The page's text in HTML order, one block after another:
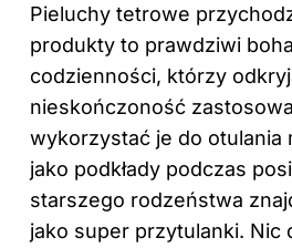
Pieluchy tetrowe
produkty to prawdziwi
codzienności, którzy
nieskończoność
wykorzystać je do otulania
jako podkłady podczas
starszego rodzeństwa
jako super przytulanki. Nic